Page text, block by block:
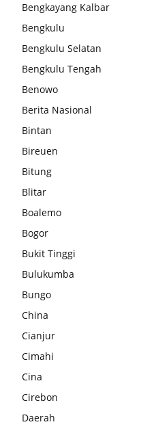
Bengkayang Kalbar
Bengkulu
Bengkulu Selatan
Bengkulu Tengah
Benowo
Berita Nasional
Bintan
Bireuen
Bitung
Blitar
Boalemo
Bogor
Bukit Tinggi
Bulukumba
Bungo
China
Cianjur
Cimahi
Cina
Cirebon
Daerah